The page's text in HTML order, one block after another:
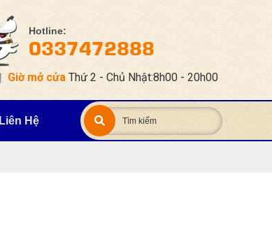
Hotline:
0337472888
Giờ mở cửa Thứ 2 - Chủ Nhật:8h00 - 20h00
Liên Hệ